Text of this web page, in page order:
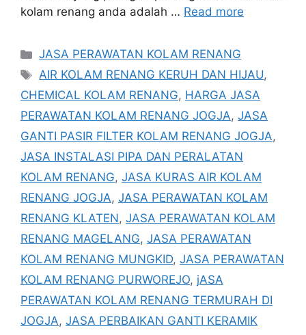
kolam renang anda adalah … Read more
Categories
JASA PERAWATAN KOLAM RENANG
Tags
AIR KOLAM RENANG KERUH DAN HIJAU,
CHEMICAL KOLAM RENANG, HARGA JASA
PERAWATAN KOLAM RENANG JOGJA, JASA
GANTI PASIR FILTER KOLAM RENANG JOGJA,
JASA INSTALASI PIPA DAN PERALATAN
KOLAM RENANG, JASA KURAS AIR KOLAM
RENANG JOGJA, JASA PERAWATAN KOLAM
RENANG KLATEN, JASA PERAWATAN KOLAM
RENANG MAGELANG, JASA PERAWATAN
KOLAM RENANG MUNGKID, JASA PERAWATAN
KOLAM RENANG PURWOREJO, jASA
PERAWATAN KOLAM RENANG TERMURAH DI
JOGJA, JASA PERBAIKAN GANTI KERAMIK